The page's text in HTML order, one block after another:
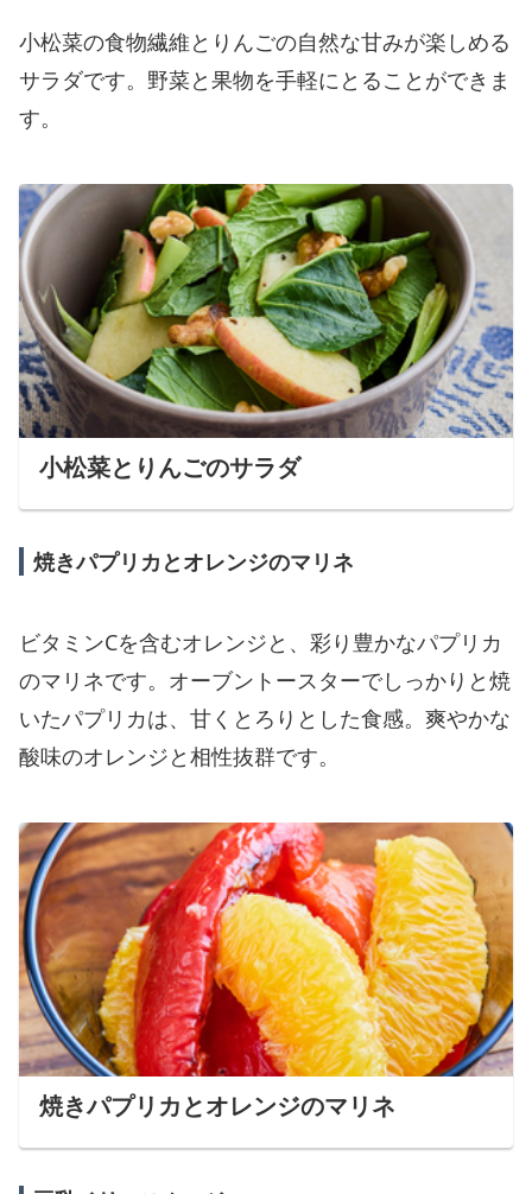
小松菜の食物繊維とりんごの自然な甘みが楽しめる
サラダです。野菜と果物を手軽にとることができま
す。
小松菜とりんごのサラダ
焼きパプリカとオレンジのマリネ
ビタミンCを含むオレンジと、彩り豊かなパプリカ
のマリネです。オーブントースターでしっかりと焼
いたパプリカは、甘くとろりとした食感。爽やかな
酸味のオレンジと相性抜群です。
焼きパプリカとオレンジのマリネ